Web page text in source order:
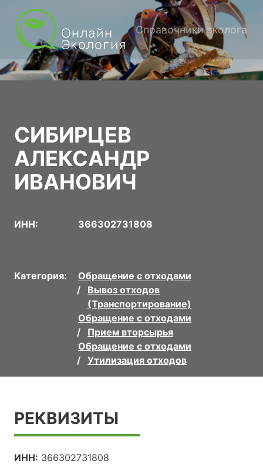
Справочники эколога
СИБИРЦЕВ
АЛЕКСАНДР
ИВАНОВИЧ
ИНН: 366302731808
Категория:
Обращение с отходами
Вывоз отходов
(Транспортирование)
Обращение с отходами
Прием вторсырья
Обращение с отходами
Утилизация отходов
РЕКВИЗИТЫ
ИНН: 366302731808